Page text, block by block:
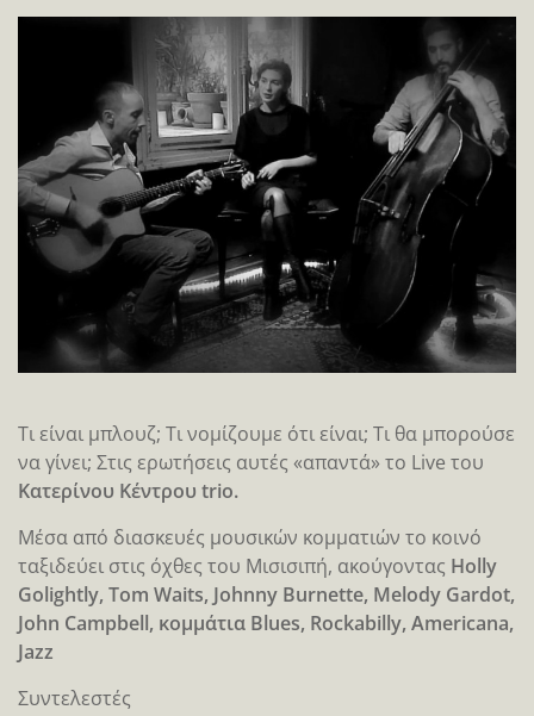
Τι είναι μπλουζ; Τι νομίζουμε ότι είναι; Τι θα μπορούσε
να γίνει; Στις ερωτήσεις αυτές «απαντά» το Live του
Κατερίνου Κέντρου trio.
Mέσα από διασκευές μουσικών κομματιών το κοινό
ταξιδεύει στις όχθες του Μισισιπή, ακούγοντας Holly
Golightly, Tom Waits, Johnny Burnette, Melody Gardot,
John Campbell, κομμάτια Blues, Rockabilly, Americana,
Jazz
Συντελεστές